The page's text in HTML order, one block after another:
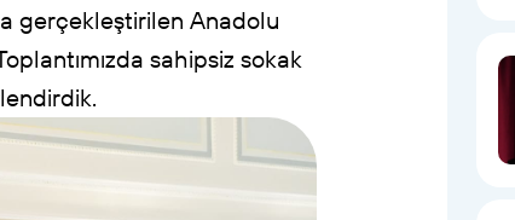
gerçekleştirilen Anadolu
sahipsiz sokak